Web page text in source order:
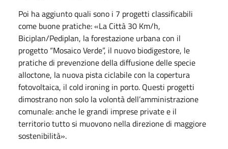
Poi ha aggiunto quali sono i 7 progetti classificabili
come buone pratiche: «La Città 30 Km/h,
Biciplan/Pediplan, la forestazione urbana con il
progetto “Mosaico Verde”, il nuovo biodigestore, le
pratiche di prevenzione della diffusione delle specie
alloctone, la nuova pista ciclabile con la copertura
fotovoltaica, il cold ironing in porto. Questi progetti
dimostrano non solo la volontà dell’amministrazione
comunale: anche le grandi imprese private e il
territorio tutto si muovono nella direzione di maggiore
sostenibilità».